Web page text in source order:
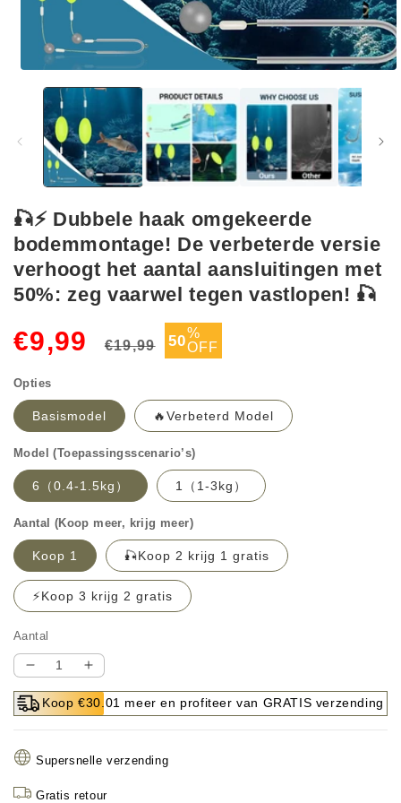
openen
modaal
🎣⚡ Dubbele haak omgekeerde
bodemmontage! De verbeterde versie
verhoogt het aantal aansluitingen met
50%: zeg vaarwel tegen vastlopen! 🎣
€9,99
prijs
€19,99
Aanbiedingsprijs
50%
OFF
Opties
Basismodel 🔥Verbeterd Model
Model (Toepassingsscenario’s)
6（0.4-1.5kg） 1（1-3kg）
Aantal (Koop meer, krijg meer)
Koop 1 🎣Koop 2 krijg 1 gratis
⚡Koop 3 krijg 2 gratis
Aantal
Aantal
verlagen
voor
⚡
haak
Aantal
verhogen
voor
haak
Koop €30.01 meer en profiteer van GRATIS verzending
Supersnelle verzending
Gratis retour